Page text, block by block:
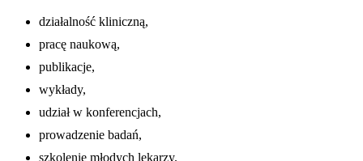
działalność kliniczną,
pracę naukową,
publikacje,
wykłady,
udział w konferencjach,
prowadzenie badań,
szkolenie młodych lekarzy.